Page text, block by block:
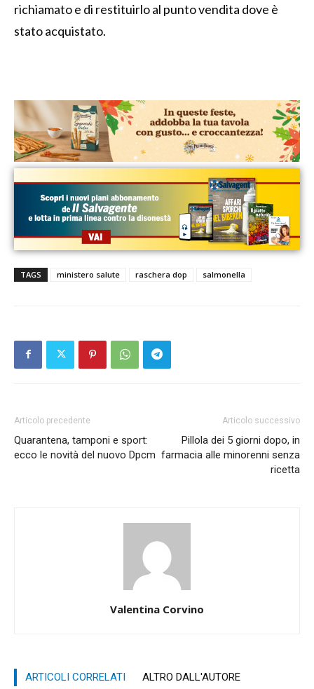
richiamato e di restituirlo al punto vendita dove è
stato acquistato.
TAGS ministero salute raschera dop salmonella
Articolo precedente
Quarantena, tamponi e sport:
ecco le novità del nuovo Dpcm
Articolo successivo
Pillola dei 5 giorni dopo, in
farmacia alle minorenni senza
ricetta
Valentina Corvino
ARTICOLI CORRELATI ALTRO DALL'AUTORE